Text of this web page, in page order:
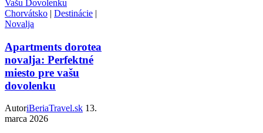
Chorvátsko | Destinácie |
Novalja
Apartments dorotea
novalja: Perfektné
miesto pre vašu
dovolenku
AutoriBeriaTravel.sk 13.
marca 2026